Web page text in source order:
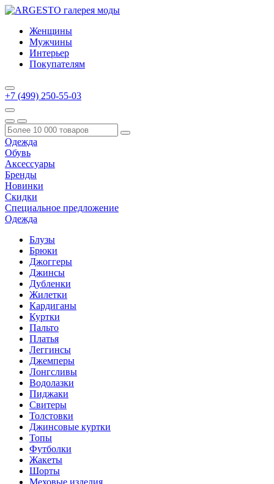
Женщины
Мужчины
Интерьер
Покупателям
+7 (499) 250-55-03
Одежда
Обувь
Аксессуары
Бренды
Новинки
Скидки
Специальное предложение
Одежда
Блузы
Брюки
Джоггеры
Джинсы
Дубленки
Жилетки
Кардиганы
Куртки
Пальто
Платья
Леггинсы
Джемперы
Лонгсливы
Водолазки
Пиджаки
Свитеры
Толстовки
Джинсовые куртки
Топы
Футболки
Жакеты
Шорты
Меховые изделия